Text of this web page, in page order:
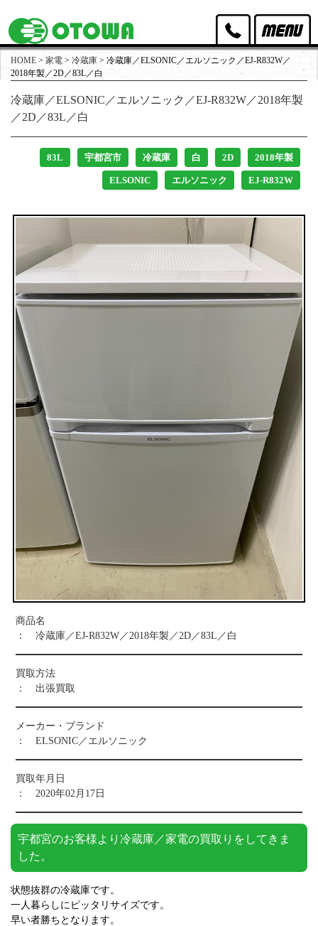
オトワリバースのポリシー
取扱家具
取扱家電
出張買取・店頭買取
スタッフ紹介
お問い合わせ
HOME > 家電 > 冷蔵庫 > 冷蔵庫／ELSONIC／エルソニック／EJ-R832W／
2018年製／2D／83L／白
冷蔵庫／ELSONIC／エルソニック／EJ-R832W／2018年製
／2D／83L／白
83L 宇都宮市 冷蔵庫 白 2D 2018年製
ELSONIC エルソニック EJ-R832W
商品名
： 冷蔵庫／EJ-R832W／2018年製／2D／83L／白
買取方法
： 出張買取
メーカー・ブランド
： ELSONIC／エルソニック
買取年月日
： 2020年02月17日
宇都宮のお客様より冷蔵庫／家電の買取りをしてきま
した。
状態抜群の冷蔵庫です。
一人暮らしにピッタリサイズです。
早い者勝ちとなります。